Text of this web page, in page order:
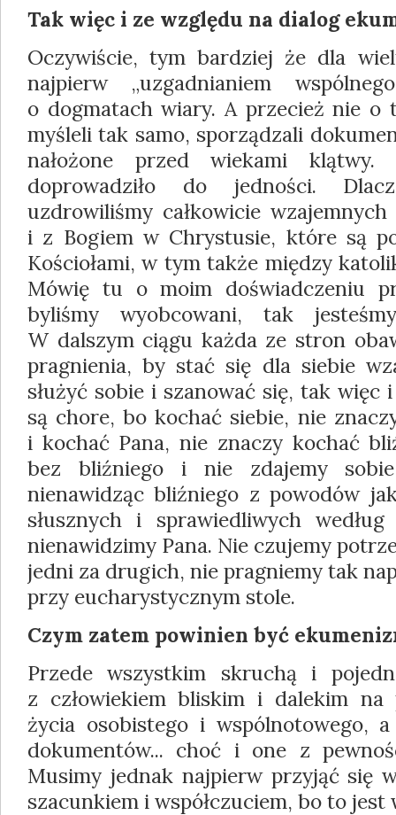
Tak więc i ze względu na dialog
Oczywiście, tym bardziej że dla
najpierw „uzgadnianiem
o dogmatach wiary. A przecież nie
myśleli tak samo, sporządzali
nałożone przed wiekami
doprowadziło do jedności.
uzdrowiliśmy całkowicie
i z Bogiem w Chrystusie, które są
Kościołami, w tym także między
Mówię tu o moim doświadczeniu
byliśmy wyobcowani, tak
W dalszym ciągu każda ze stron
pragnienia, by stać się dla siebie
służyć sobie i szanować się, tak więc
są chore, bo kochać siebie, nie
i kochać Pana, nie znaczy kochać
bez bliźniego i nie zdajemy
nienawidząc bliźniego z powodów
słusznych i sprawiedliwych
nienawidzimy Pana. Nie czujemy
jedni za drugich, nie pragniemy tak
przy eucharystycznym stole.
Czym zatem powinien być
Przede wszystkim skruchą i
z człowiekiem bliskim i dalekim na
życia osobistego i wspólnotowego,
dokumentów... choć i one z
Musimy jednak najpierw przyjąć się
szacunkiem i współczuciem, bo to jest